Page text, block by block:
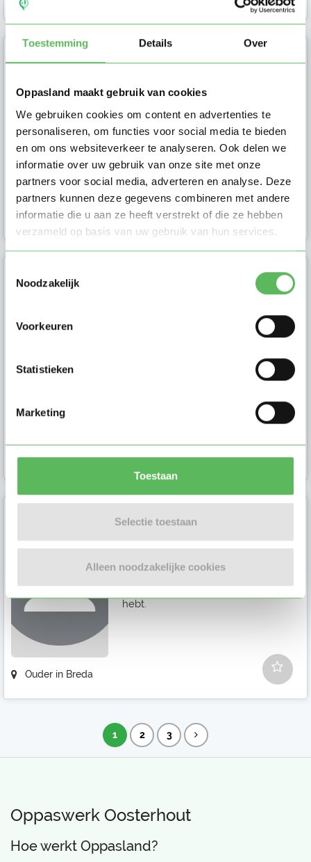
Toestemming Details Over
Oppasland maakt gebruik van cookies
We gebruiken cookies om content en advertenties te
personaliseren, om functies voor social media te bieden
en om ons websiteverkeer te analyseren. Ook delen we
informatie over uw gebruik van onze site met onze
partners voor social media, adverteren en analyse. Deze
partners kunnen deze gegevens combineren met andere
informatie die u aan ze heeft verstrekt of die ze hebben
verzameld op basis van uw gebruik van hun services.
Noodzakelijk
Voorkeuren
Statistieken
Marketing
Toestaan
Selectie toestaan
Alleen noodzakelijke cookies
Ouder in Breda
Tim
Ik ben Tim en ik ben op zoek naar een
oppas in Breda. Stuur mij een bericht
als je meer vragen hebt.
naar een oppas in Oosterhout (NB).
Ouder in Breda
Renske
Ik ben Renske en ik ben op zoek
naar een oppas in Breda. Stuur mij
een bericht als je meer vragen
hebt.
1 2 3
Oppaswerk Oosterhout
Hoe werkt Oppasland?